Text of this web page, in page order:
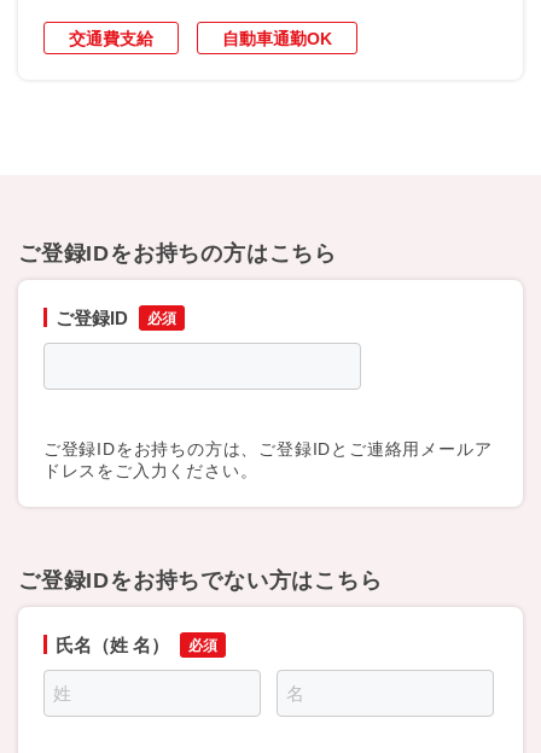
交通費支給 自動車通勤OK
ご登録IDをお持ちの方はこちら
ご登録ID
ご登録IDをお持ちの方は、ご登録IDとご連絡用メールア
ドレスをご入力ください。
ご登録IDをお持ちでない方はこちら
氏名（姓 名）